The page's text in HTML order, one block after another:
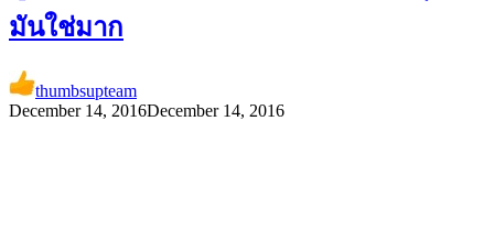
มันใช่มาก
thumbsupteam
December 14, 2016December 14, 2016